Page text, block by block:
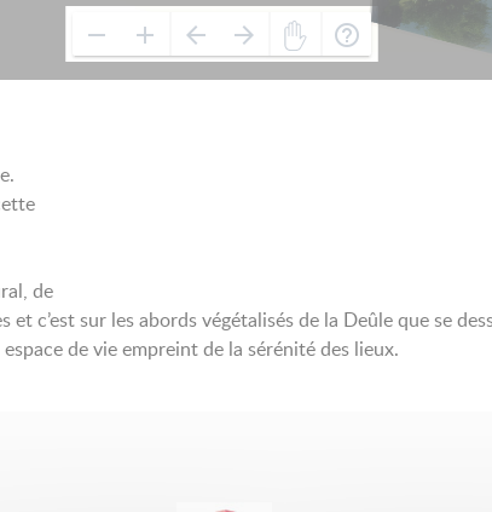
de
c’est sur les abords végétalisés de la Deûle que se
de vie empreint de la sérénité des lieux.